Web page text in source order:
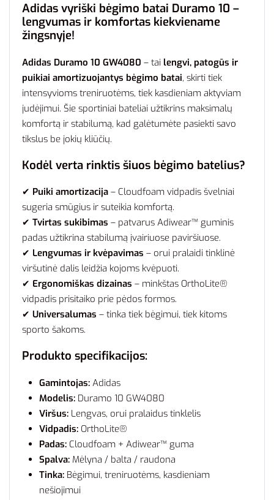
Adidas vyriški bėgimo batai Duramo 10 –
lengvumas ir komfortas kiekviename
žingsnyje!
Adidas Duramo 10 GW4080 – tai lengvi, patogūs ir
puikiai amortizuojantys bėgimo batai, skirti tiek
intensyvioms treniruotėms, tiek kasdieniam aktyviam
judėjimui. Šie sportiniai bateliai užtikrins maksimalų
komfortą ir stabilumą, kad galėtumėte pasiekti savo
tikslus be jokių kliūčių.
Kodėl verta rinktis šiuos bėgimo batelius?
✔ Puiki amortizacija – Cloudfoam vidpadis švelniai
sugeria smūgius ir suteikia komfortą.
✔ Tvirtas sukibimas – patvarus Adiwear™ guminis
padas užtikrina stabilumą įvairiuose paviršiuose.
✔ Lengvumas ir kvėpavimas – orui pralaidi tinklinė
viršutinė dalis leidžia kojoms kvėpuoti.
✔ Ergonomiškas dizainas – minkštas OrthoLite®
vidpadis prisitaiko prie pėdos formos.
✔ Universalumas – tinka tiek bėgimui, tiek kitoms
sporto šakoms.
Produkto specifikacijos:
Gamintojas: Adidas
Modelis: Duramo 10 GW4080
Viršus: Lengvas, orui pralaidus tinklelis
Vidpadis: OrthoLite®
Padas: Cloudfoam + Adiwear™ guma
Spalva: Mėlyna / balta / raudona
Tinka: Bėgimui, treniruotėms, kasdieniam
nešiojimui